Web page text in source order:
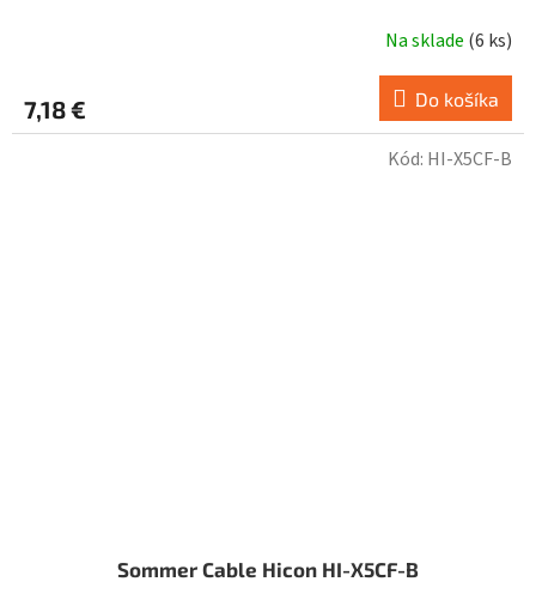
Na sklade (6 ks)
7,18 € Do košíka
Sommer Cable Hicon HI-X5CF-B
Kód: HI-X5CF-B